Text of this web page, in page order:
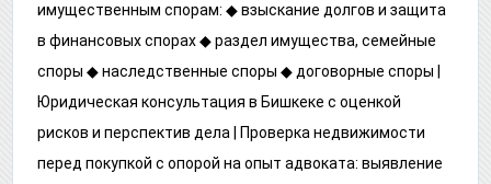
имущественным спорам: ◆ взыскание долгов и защита
в финансовых спорах ◆ раздел имущества, семейные
споры ◆ наследственные споры ◆ договорные споры |
Юридическая консультация в Бишкеке с оценкой
рисков и перспектив дела | Проверка недвижимости
перед покупкой с опорой на опыт адвоката: выявление